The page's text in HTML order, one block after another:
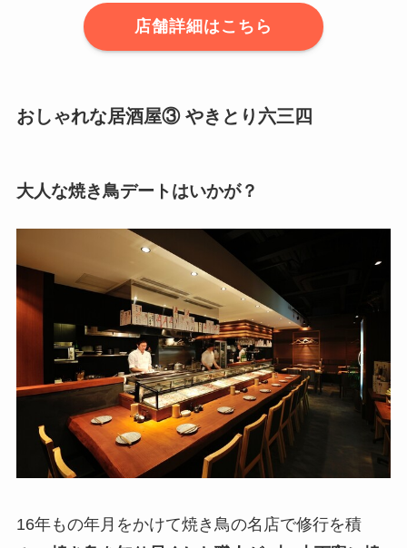
店舗詳細はこちら
おしゃれな居酒屋③ やきとり六三四
大人な焼き鳥デートはいかが？
16年もの年月をかけて焼き鳥の名店で修行を積